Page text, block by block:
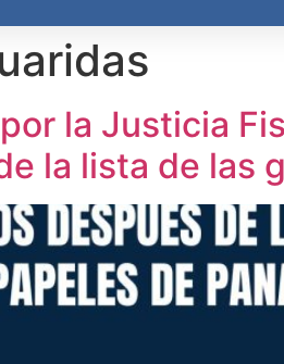
la Justicia
la lista de las